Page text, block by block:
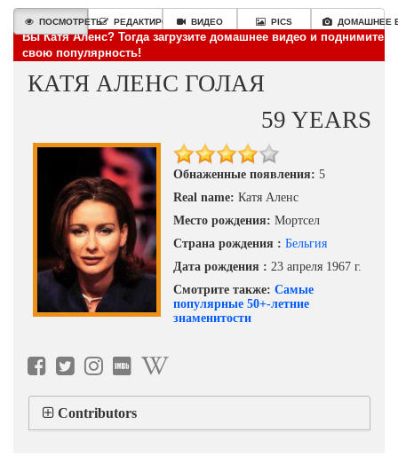
ПОСМОТРЕТЬ РЕДАКТИРОВАТЬВИДЕО PICS ДОМАШНЕЕ
Вы Катя Аленс? Тогда загрузите домашнее видео и поднимите
свою популярность!
КАТЯ АЛЕНС ГОЛАЯ
59 YEARS
Обнаженные появления: 5
Real name: Катя Аленс
Место рождения: Мортсел
Страна рождения : Бельгия
Дата рождения : 23 апреля 1967 г.
Смотрите также: Самые
популярные 50+-летние
знаменитости
Contributors